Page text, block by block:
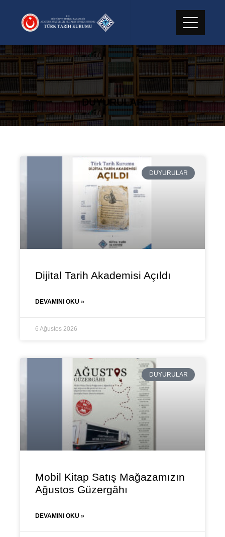
DUYURULAR
DUYURULAR
Dijital Tarih Akademisi Açıldı
DEVAMINI OKU »
6 Ağustos 2026
DUYURULAR
Mobil Kitap Satış Mağazamızın
Ağustos Güzergâhı
DEVAMINI OKU »